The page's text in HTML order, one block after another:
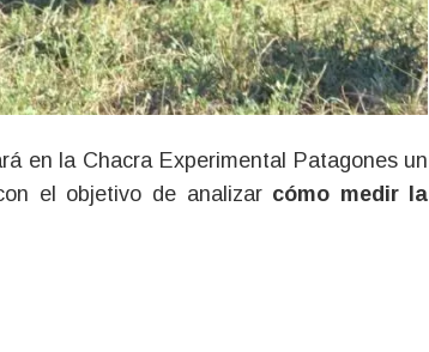
en la Chacra Experimental Patagones un
el objetivo de analizar cómo medir la